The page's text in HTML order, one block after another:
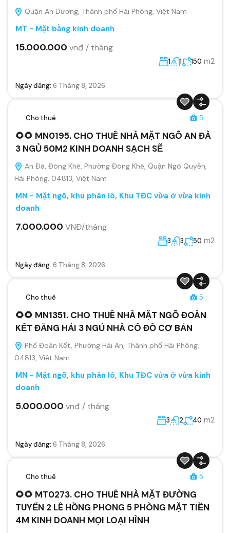
Quận An Dương, Thành phố Hải Phòng, Việt Nam
MT - Mặt bằng kinh doanh
15.000.000 vnđ / tháng
1 1 150 m2
Ngày đăng: 6 Tháng 8, 2026
Cho thuê 5
🌻🌻 MN0195. CHO THUÊ NHÀ MẶT NGÕ AN ĐÀ
3 NGỦ 50M2 KINH DOANH SẠCH SẼ
An Đà, Đông Khê, Phường Đông Khê, Quận Ngô Quyền,
Hải Phòng, 04813, Việt Nam
MN - Mặt ngõ, khu phân lô, Khu TĐC vừa ở vừa kinh
doanh
7.000.000 VNĐ/tháng
3 3 50 m2
Ngày đăng: 6 Tháng 8, 2026
Cho thuê 5
🌻🌻 MN1351. CHO THUÊ NHÀ MẶT NGÕ ĐOÀN
KẾT ĐẰNG HẢI 3 NGỦ NHÀ CÓ ĐỒ CƠ BẢN
Phố Đoàn Kết, Phường Hải An, Thành phố Hải Phòng,
04813, Việt Nam
MN - Mặt ngõ, khu phân lô, Khu TĐC vừa ở vừa kinh
doanh
5.000.000 vnđ / tháng
3 2 40 m2
Ngày đăng: 6 Tháng 8, 2026
Cho thuê 5
🌻🌻 MT0273. CHO THUÊ NHÀ MẶT ĐƯỜNG
TUYẾN 2 LÊ HỒNG PHONG 5 PHÒNG MẶT TIỀN
4M KINH DOANH MỌI LOẠI HÌNH